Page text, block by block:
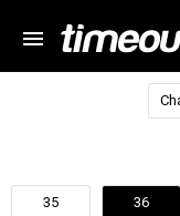
menu
35 36